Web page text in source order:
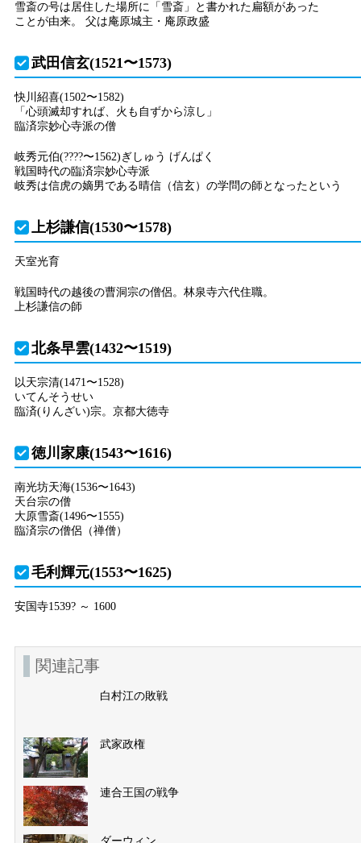
雪斎の号は居住した場所に「雪斎」と書かれた扁額があった
ことが由来。 父は庵原城主・庵原政盛
武田信玄(1521〜1573)
快川紹喜(1502〜1582)
「心頭滅却すれば、火も自ずから涼し」
臨済宗妙心寺派の僧
岐秀元伯(????〜1562)ぎしゅう げんぱく
戦国時代の臨済宗妙心寺派
岐秀は信虎の嫡男である晴信（信玄）の学問の師となったという
上杉謙信(1530〜1578)
天室光育
戦国時代の越後の曹洞宗の僧侶。林泉寺六代住職。
上杉謙信の師
北条早雲(1432〜1519)
以天宗清(1471〜1528)
いてんそうせい
臨済(りんざい)宗。京都大徳寺
徳川家康(1543〜1616)
南光坊天海(1536〜1643)
天台宗の僧
大原雪斎(1496〜1555)
臨済宗の僧侶（禅僧）
毛利輝元(1553〜1625)
安国寺1539? ～ 1600
関連記事
白村江の敗戦
武家政権
連合王国の戦争